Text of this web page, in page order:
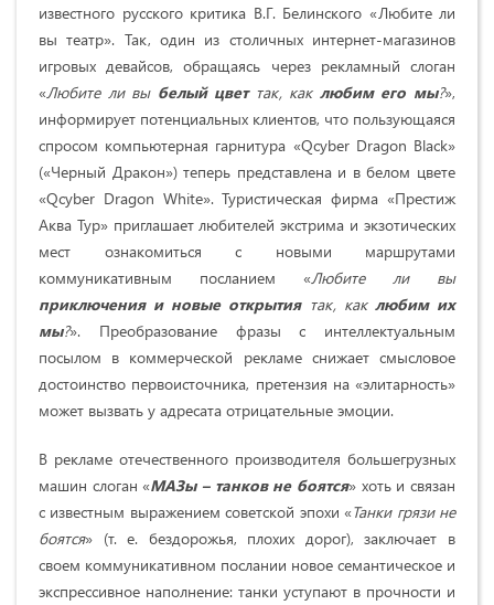
известного русского критика В.Г. Белин­ского «Любите ли
вы театр». Так, один из столичных интернет-магазинов
игровых девайсов, обращаясь через рекламный слоган
«Любите ли вы белый цветтак, как любим его мы?»,
информирует потен­циальных клиентов, что пользующаяся
спросом компьютерная гарнитура «Qcyber Dragon Black»
(«Черный Дракон») теперь представлена и в белом цвете
«Qcyber Dragon White». Туристическая фирма «Престиж
Аква Тур» приглашает любителей экстрима и экзотических
мест ознакомиться с новыми маршрутами
коммуникативным посланием «Любите ли вы
приключения и новые открытия так, как любим их
мы?». Преобразование фразы с интеллектуальным
посылом в коммерческой рекламе снижает смысловое
достоинство первоисточника, претензия на «элитарность»
может вызвать у адресата отрицательные эмоции.
В рекламе отечественного производителя большегрузных
машин слоган «МАЗы – танков не боятся» хоть и связан
с известным выражением советской эпохи «Танки грязи не
боятся» (т. е. бездорожья, плохих дорог), заключает в
своем коммуникативном послании новое семантическое и
экспрессивное наполнение: танки уступают в прочности и